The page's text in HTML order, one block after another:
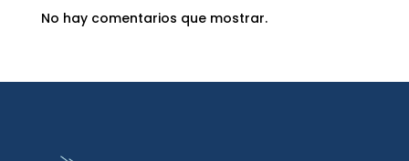
No hay comentarios que mostrar.